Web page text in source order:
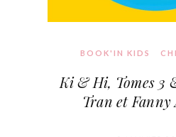
BOOK'IN KIDS
Ki & Hi, Tomes 3
Tran et